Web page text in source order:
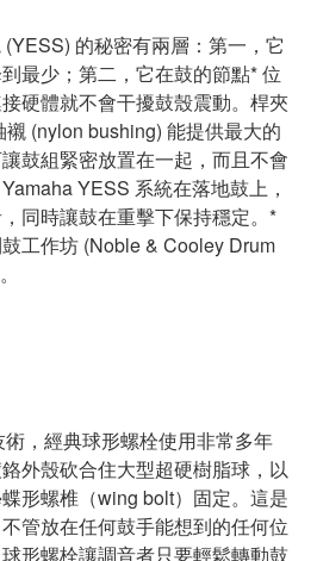
的秘密有兩層：第一，它
最少；第二，它在鼓的節點* 位
硬體就不會干擾鼓殼震動。桿夾
(nylon bushing) 能提供最大的
鼓組緊密放置在一起，而且不會
YESS 系統在落地鼓上，
同時讓鼓在重擊下保持穩定。*
工作坊 (Noble & Cooley Drum
，經典球形螺栓使用非常多年
外殼砍合住大型超硬樹脂球，以
形螺椎（wing bolt）固定。這是
管放在任何鼓手能想到的任何位
形螺栓讓調音者只要輕鬆轉動鼓